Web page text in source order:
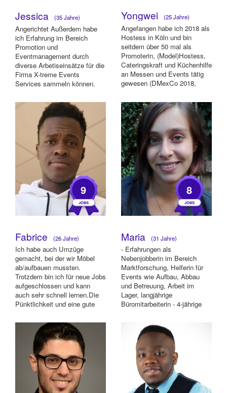
Jessica (35 Jahre)
Angerichtet Außerdem habe
ich Erfahrung im Bereich
Promotion und
Eventmanagement durch
diverse Arbetiseinsätze für die
Firma X-treme Events
Services sammeln können.
Aufbau...
Yongwei (25 Jahre)
Angefangen habe ich 2018 als
Hostess in Köln und bin
seitdem über 50 mal als
Promoterin, (Model)Hostess,
Cateringskraft und Küchenhilfe
an Messen und Events tätig
gewesen (DMexCo 2018,
9
Fabrice (26 Jahre)
Ich habe auch Umzüge
gemacht, bei der wir Möbel
ab/aufbauen mussten.
Trotzdem bin ich für neue Jobs
aufgeschlossen und kann
auch sehr schnell lernen.Die
Pünktlichkeit und eine gute
8
Maria (31 Jahre)
- Erfahrungen als
Nebenjobberin im Bereich
Marktforschung, Helferin für
Events wie Aufbau, Abbau
und Betreuung, Arbeit im
Lager, langjährige
Büromitarbeiterin - 4-jährige